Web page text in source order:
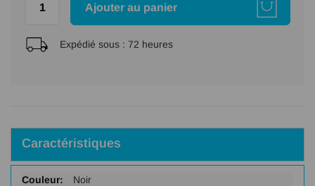
Ajouter au panier
Expédié sous : 72 heures
Caractéristiques
Plus
Noir